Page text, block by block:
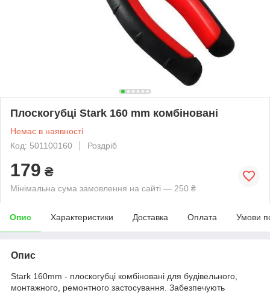
Плоскогубці Stark 160 mm комбіновані
Немає в наявності
Код: 501100160
Роздріб
179 ₴
Мінімальна сума замовлення на сайті — 250 ₴
Опис Характеристики Доставка Оплата Умови
Опис
Stark 160mm - плоскогубці комбіновані для будівельного,
монтажного, ремонтного застосування. Забезпечують